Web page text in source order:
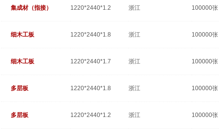
集成材（指接） 1220*2440*1.2 浙江 100000张
细木工板 1220*2440*1.8 浙江 100000张
细木工板 1220*2440*1.7 浙江 100000张
多层板 1220*2440*1.8 浙江 100000张
多层板 1220*2440*1.2 浙江 100000张